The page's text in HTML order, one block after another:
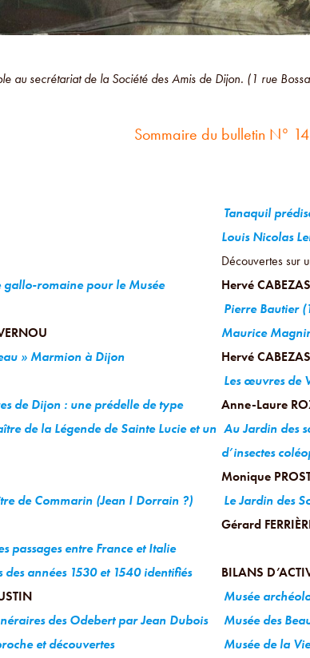
au secrétariat de la Société des Amis de Dijon. (1 rue
Sommaire du bulletin N° 14
romaine pour le Musée
» Marmion à Dijon
de Dijon : une prédelle de type
de la Légende de Sainte Lucie et un
de Commarin (Jean I Dorrain ?)
passages entre France et Italie
des années 1530 et 1540 identifiés
des Odebert par Jean Dubois
et découvertes
Tanaquil
Louis Nicolas
Découvertes sur
Hervé CABEZAS
Pierre Bautier
Maurice
Hervé CABEZAS
Les œuvres de
Anne-Laure
Au Jardin des
d’insectes
Monique
Le Jardin des
Gérard
BILANS
Musée
Musée des
Musée de la